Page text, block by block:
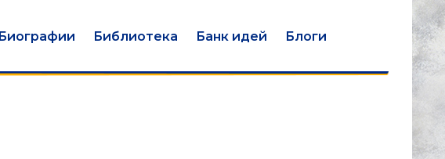
Биографии Библиотека Банк идей
Блоги